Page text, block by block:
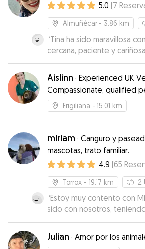
5.0 (7
Almuñécar - 3.86 km
“Tina ha sido maravillosa
cercana, paciente y
Aislinn · Experienced UK
Compassionate, qualified
Frigiliana - 15.01 km
miriam · Canguro y
mascotas, trato familiar.
4.9 (65
Torrox - 19.17 km 2
“Estoy muy contento con
sido con nosotros,
informados. Estamos muy
que si en otro momento
Diana contaremos von ella. Gracias por tu dedicación y
Julian · Amor por los